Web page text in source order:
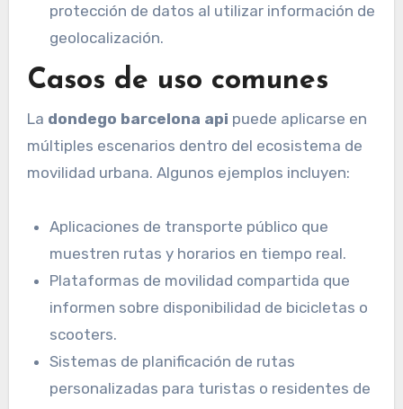
protección de datos al utilizar información de
geolocalización.
Casos de uso comunes
La dondego barcelona api puede aplicarse en
múltiples escenarios dentro del ecosistema de
movilidad urbana. Algunos ejemplos incluyen:
Aplicaciones de transporte público que
muestren rutas y horarios en tiempo real.
Plataformas de movilidad compartida que
informen sobre disponibilidad de bicicletas o
scooters.
Sistemas de planificación de rutas
personalizadas para turistas o residentes de